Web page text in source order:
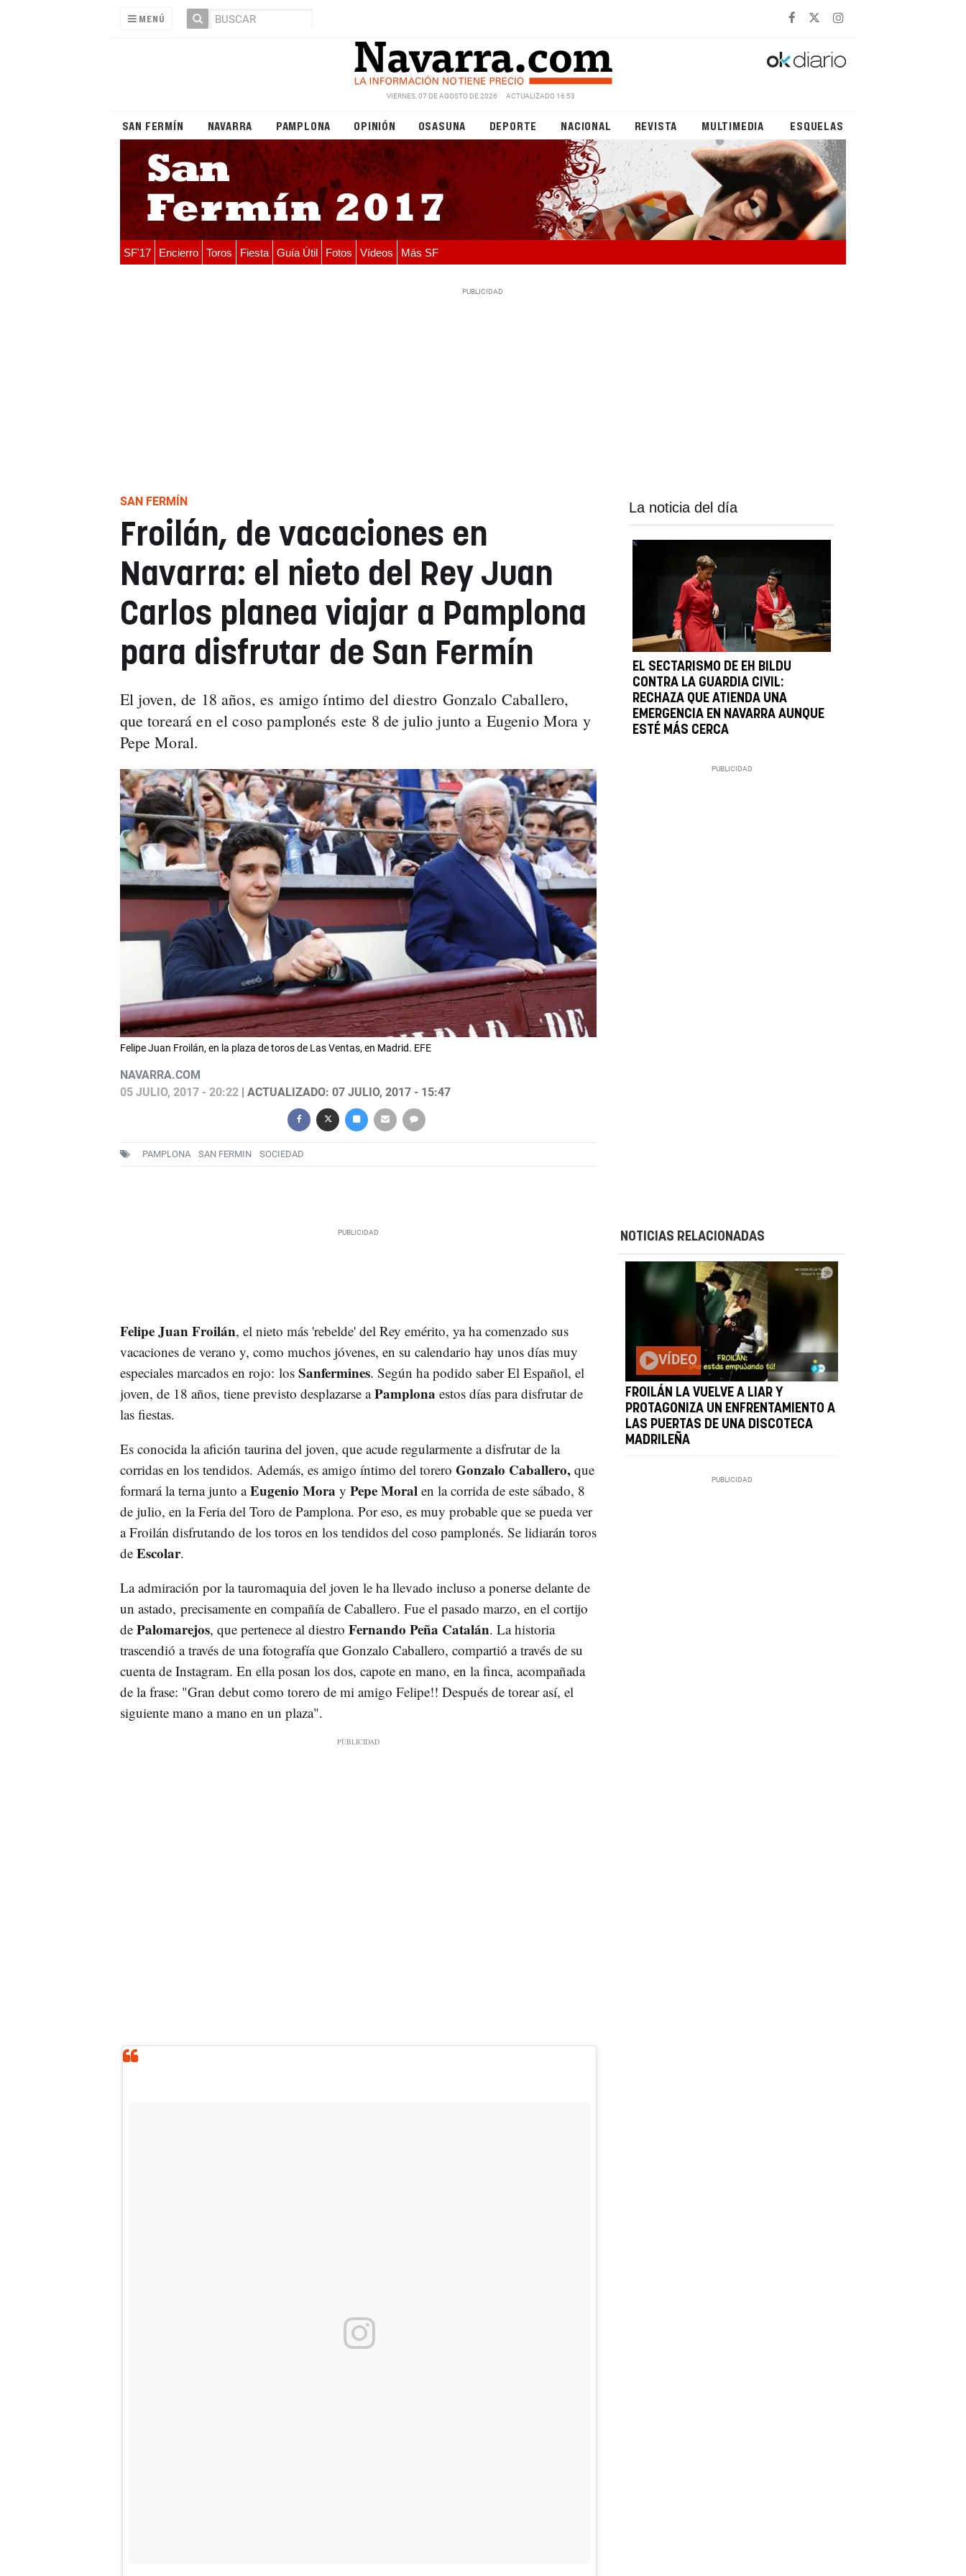
MENÚ
VIERNES, 07 DE AGOSTO DE 2026 ACTUALIZADO 16:53
SAN FERMÍN NAVARRA PAMPLONA OPINIÓN OSASUNA DEPORTE NACIONAL REVISTA MULTIMEDIA ESQUELAS
SF'17 Encierro Toros Fiesta Guía Útil Fotos Vídeos Más SF
SAN FERMÍN
Froilán, de vacaciones en
Navarra: el nieto del Rey Juan
Carlos planea viajar a Pamplona
para disfrutar de San Fermín
El joven, de 18 años, es amigo íntimo del diestro Gonzalo Caballero,
que toreará en el coso pamplonés este 8 de julio junto a Eugenio Mora y
Pepe Moral.
Felipe Juan Froilán, en la plaza de toros de Las Ventas, en Madrid. EFE
NAVARRA.COM
05 JULIO, 2017 - 20:22| ACTUALIZADO: 07 JULIO, 2017 - 15:47
PAMPLONA SAN FERMIN SOCIEDAD
La noticia del día
EL SECTARISMO DE EH BILDU
CONTRA LA GUARDIA CIVIL:
RECHAZA QUE ATIENDA UNA
EMERGENCIA EN NAVARRA AUNQUE
ESTÉ MÁS CERCA
Felipe Juan Froilán, el nieto más 'rebelde' del Rey emérito, ya ha comenzado sus
vacaciones de verano y, como muchos jóvenes, en su calendario hay unos días muy
especiales marcados en rojo: los Sanfermines. Según ha podido saber El Español, el
joven, de 18 años, tiene previsto desplazarse aPamplona estos días para disfrutar de
las fiestas.
Es conocida la afición taurina del joven, que acude regularmente a disfrutar de la
corridas en los tendidos. Además, es amigo íntimo del torero Gonzalo Caballero,que
formará la terna junto aEugenio Mora y Pepe Moral en la corrida de este sábado, 8
de julio, en la Feria del Toro de Pamplona. Por eso, es muy probable que se pueda ver
a Froilán disfrutando de los toros en los tendidos del coso pamplonés. Se lidiarán toros
de Escolar.
La admiración por la tauromaquia del joven le ha llevado incluso a ponerse delante de
un astado, precisamente en compañía de Caballero. Fue el pasado marzo, en el cortijo
dePalomarejos, que pertenece al diestro Fernando Peña Catalán. La historia
trascendió a través de una fotografía que Gonzalo Caballero, compartió a través de su
cuenta de Instagram. En ella posan los dos, capote en mano, en la finca, acompañada
de la frase: "Gran debut como torero de mi amigo Felipe!! Después de torear así, el
siguiente mano a mano en un plaza".
NOTICIAS RELACIONADAS
VÍDEO
FROILÁN LA VUELVE A LIAR Y
PROTAGONIZA UN ENFRENTAMIENTO A
LAS PUERTAS DE UNA DISCOTECA
MADRILEÑA